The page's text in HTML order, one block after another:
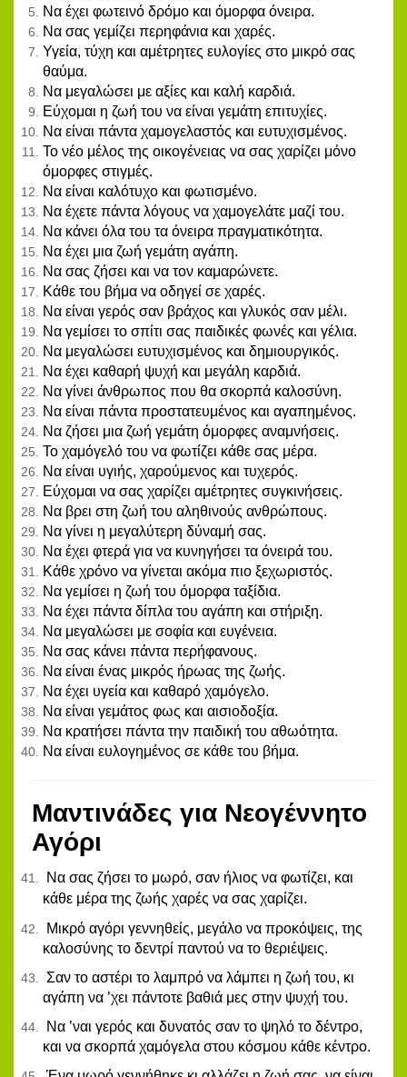
Να έχει φωτεινό δρόμο και όμορφα όνειρα.
Να σας γεμίζει περηφάνια και χαρές.
Υγεία, τύχη και αμέτρητες ευλογίες στο μικρό σας
θαύμα.
Να μεγαλώσει με αξίες και καλή καρδιά.
Εύχομαι η ζωή του να είναι γεμάτη επιτυχίες.
Να είναι πάντα χαμογελαστός και ευτυχισμένος.
Το νέο μέλος της οικογένειας να σας χαρίζει μόνο
όμορφες στιγμές.
Να είναι καλότυχο και φωτισμένο.
Να έχετε πάντα λόγους να χαμογελάτε μαζί του.
Να κάνει όλα του τα όνειρα πραγματικότητα.
Να έχει μια ζωή γεμάτη αγάπη.
Να σας ζήσει και να τον καμαρώνετε.
Κάθε του βήμα να οδηγεί σε χαρές.
Να είναι γερός σαν βράχος και γλυκός σαν μέλι.
Να γεμίσει το σπίτι σας παιδικές φωνές και γέλια.
Να μεγαλώσει ευτυχισμένος και δημιουργικός.
Να έχει καθαρή ψυχή και μεγάλη καρδιά.
Να γίνει άνθρωπος που θα σκορπά καλοσύνη.
Να είναι πάντα προστατευμένος και αγαπημένος.
Να ζήσει μια ζωή γεμάτη όμορφες αναμνήσεις.
Το χαμόγελό του να φωτίζει κάθε σας μέρα.
Να είναι υγιής, χαρούμενος και τυχερός.
Εύχομαι να σας χαρίζει αμέτρητες συγκινήσεις.
Να βρει στη ζωή του αληθινούς ανθρώπους.
Να γίνει η μεγαλύτερη δύναμή σας.
Να έχει φτερά για να κυνηγήσει τα όνειρά του.
Κάθε χρόνο να γίνεται ακόμα πιο ξεχωριστός.
Να γεμίσει η ζωή του όμορφα ταξίδια.
Να έχει πάντα δίπλα του αγάπη και στήριξη.
Να μεγαλώσει με σοφία και ευγένεια.
Να σας κάνει πάντα περήφανους.
Να είναι ένας μικρός ήρωας της ζωής.
Να έχει υγεία και καθαρό χαμόγελο.
Να είναι γεμάτος φως και αισιοδοξία.
Να κρατήσει πάντα την παιδική του αθωότητα.
Να είναι ευλογημένος σε κάθε του βήμα.
Μαντινάδες για Νεογέννητο
Αγόρι
Να σας ζήσει το μωρό, σαν ήλιος να φωτίζει, και
κάθε μέρα της ζωής χαρές να σας χαρίζει.
Μικρό αγόρι γεννηθείς, μεγάλο να προκόψεις, της
καλοσύνης το δεντρί παντού να το θεριέψεις.
Σαν το αστέρι το λαμπρό να λάμπει η ζωή του, κι
αγάπη να ’χει πάντοτε βαθιά μες στην ψυχή του.
Να ’ναι γερός και δυνατός σαν το ψηλό το δέντρο,
και να σκορπά χαμόγελα στου κόσμου κάθε κέντρο.